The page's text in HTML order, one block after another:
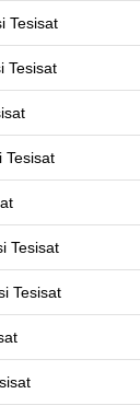
Tesisat
Tesisat
Tesisat
Tesisat
Tesisat